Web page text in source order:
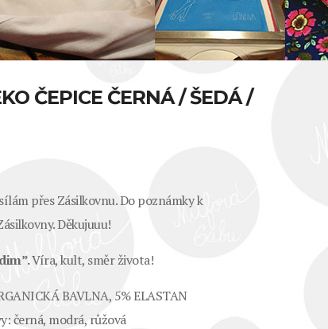
ČEPICE ČERNÁ / ŠEDÁ /
přes Zásilkovnu. Do poznámky k
Děkujuuu!
Víra, kult, směr života!
BAVLNA, 5% ELASTAN
černá, modrá, růžová